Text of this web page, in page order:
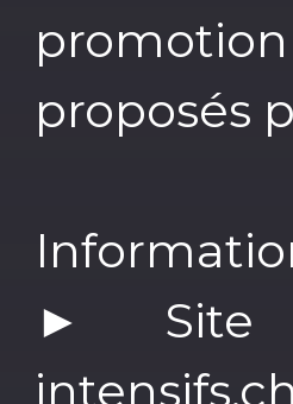
proposés
►